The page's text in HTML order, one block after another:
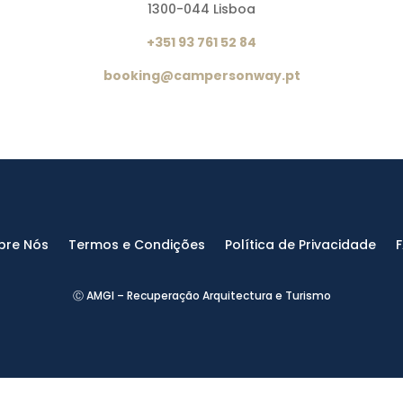
1300-044 Lisboa
+351 93 761 52 84
booking@campersonway.pt
Nós Termos e Condições Política de Privacidade
Ⓒ AMGI – Recuperação Arquitectura e Turismo